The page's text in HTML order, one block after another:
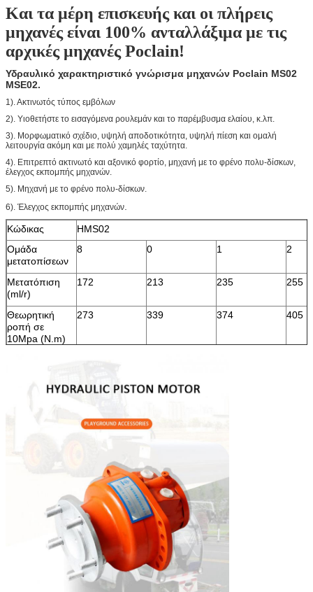
Και τα μέρη επισκευής και οι πλήρεις
μηχανές είναι 100% ανταλλάξιμα με τις
αρχικές μηχανές Poclain!
Υδραυλικό χαρακτηριστικό γνώρισμα μηχανών Poclain MS02
MSE02.
1). Ακτινωτός τύπος εμβόλων
2). Υιοθετήστε το εισαγόμενα ρουλεμάν και το παρέμβυσμα ελαίου, κ.λπ.
3). Μορφωματικό σχέδιο, υψηλή αποδοτικότητα, υψηλή πίεση και ομαλή
λειτουργία ακόμη και με πολύ χαμηλές ταχύτητα.
4). Επιτρεπτό ακτινωτό και αξονικό φορτίο, μηχανή με το φρένο πολυ-δίσκων,
έλεγχος εκπομπής μηχανών.
5). Μηχανή με το φρένο πολυ-δίσκων.
6). Έλεγχος εκπομπής μηχανών
Κώδικας
HMS02
Ομάδα
μετατοπίσεων
8 0 1 2
Μετατόπιση
(ml/r)
172 213 235 255
Θεωρητική
ροπή σε
10Mpa (N.m)
273 339 374 405
Εκτιμημένη
25 25
550 700
650 850
0-390 0-310 0-285
Η τυποποιημένη μετατόπιση είναι 18kW (HMSE02
μεταβλητή περιστροφή 12kW προτεραιότητας